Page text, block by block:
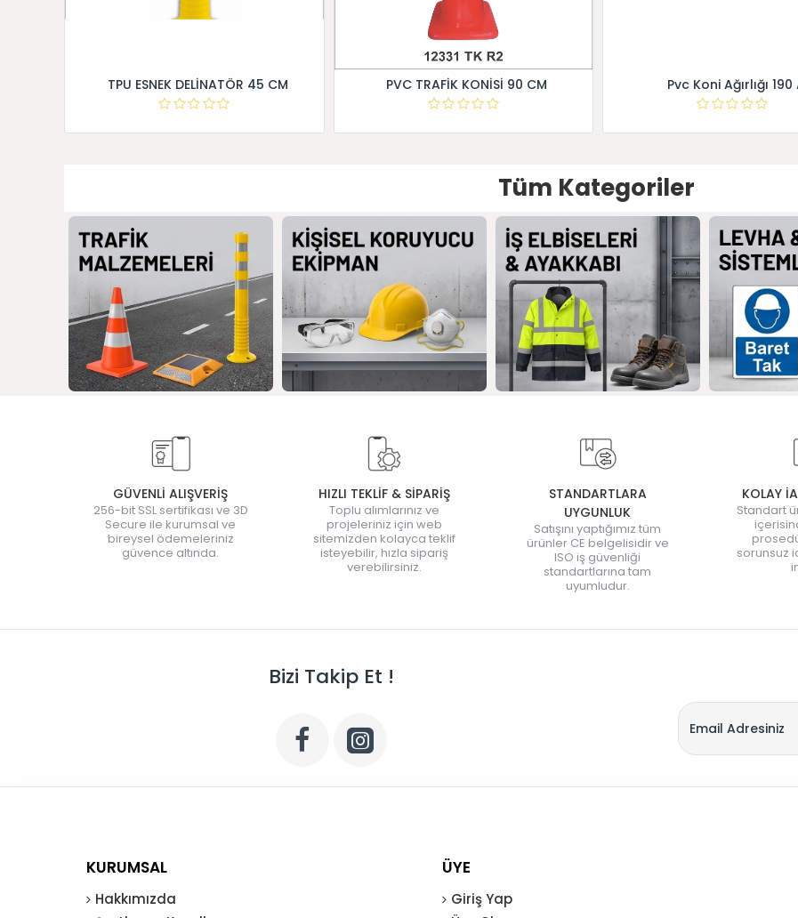
TPU ESNEK DELİNATÖR 45 CM PVC TRAFİK KONİSİ 90 CM Pvc Koni Ağırlığı 190
Tüm Kategoriler
GÜVENLİ ALIŞVERİŞ
256-bit SSL sertifikası ve 3D
Secure ile kurumsal ve
bireysel ödemeleriniz
güvence altında.
HIZLI TEKLİF & SİPARİŞ
Toplu alımlarınız ve
projeleriniz için web
sitemizden kolayca teklif
isteyebilir, hızla sipariş
verebilirsiniz.
STANDARTLARA
UYGUNLUK
Satışını yaptığımız tüm
ürünler CE belgelisidir ve
ISO iş güvenliği
standartlarına tam
uyumludur.
KOLAY
Standart
sorunsuz
Bizi Takip Et !
KURUMSAL
Hakkımızda
ÜYE
Giriş Yap